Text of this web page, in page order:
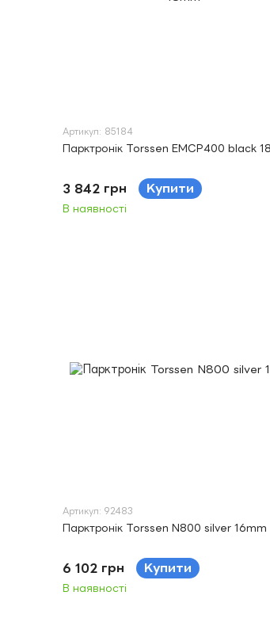
Артикул: 85184
Парктронік Torssen EMCP400 black
3 842 грн Купити
В наявності
Артикул: 92483
Парктронік Torssen N800 silver 16mm
6 102 грн Купити
В наявності